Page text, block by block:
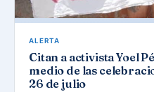
ALERTA
Citan a activista Yoel
medio de las
26 de julio